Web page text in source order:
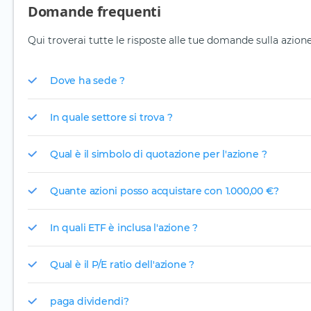
Domande frequenti
Qui troverai tutte le risposte alle tue domande sulla
Dove ha sede ?
In quale settore si trova ?
Qual è il simbolo di quotazione per l'azione ?
Quante azioni posso acquistare con 1.000,00 €?
In quali ETF è inclusa l'azione ?
Qual è il P/E ratio dell'azione ?
paga dividendi?